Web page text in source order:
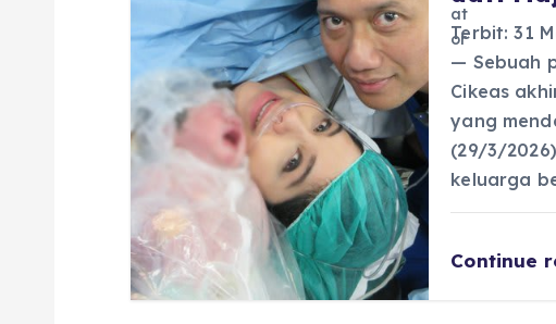
Terbit: 31
— Sebuah
Cikeas
yang
(29/3/
keluarga
Continue